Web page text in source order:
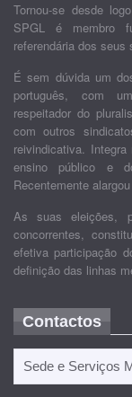
Tornou-se desde
SPGL é membro
referendária dos seus
É sem dúvida um
português, com
respeitador do
com outros
reivindicativa.
ensino público e
Recentemente
As suas eleições,
concorrentes,
efetiva participação
definição das linhas
Contactos
Sede e Serviços